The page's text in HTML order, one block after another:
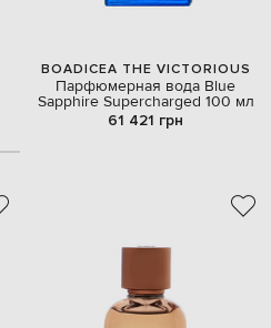
BOADICEA THE VICTORIOUS
Парфюмерная вода Blue
Sapphire Supercharged 100 мл
61 421 грн